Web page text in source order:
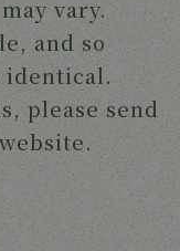
vary.
and so
identical.
please send